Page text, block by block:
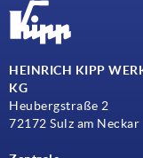
HEINRICH KIPP
KG
Heubergstraße 2
72172 Sulz am Neckar